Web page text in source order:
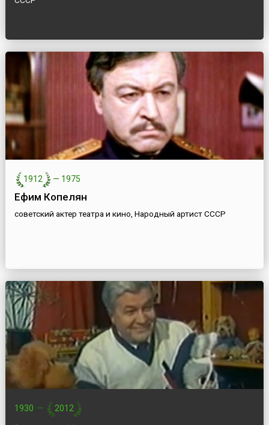
1912 — 1975
Ефим Копелян
советский актер театра и кино, Народный артист СССР
1930 — 2012